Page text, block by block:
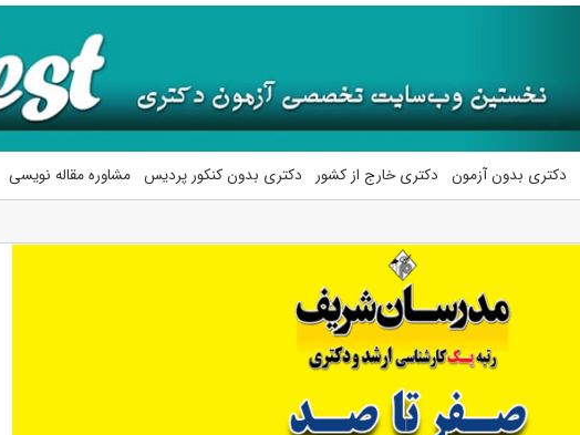
دکتری بدون آزمون دکتری خارج از کشور دکتری بدون کنکور پردیس مشاوره مقاله نویسی